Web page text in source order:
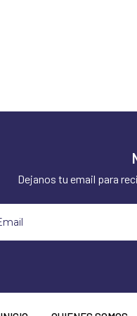
Dejanos tu email para